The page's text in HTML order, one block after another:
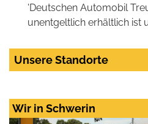
'Deutschen Automobil
unentgeltlich erhältlich ist
Unsere Standorte
Wir in Schwerin